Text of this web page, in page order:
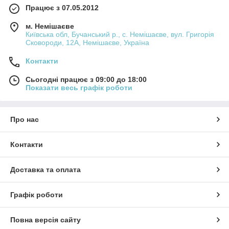
Працює з 07.05.2012
м. Немішаєве
Київська обл, Бучанський р., с. Немішаєве, вул. Григорія
Сковороди, 12А, Немішаєве, Україна
Контакти
Сьогодні працює з 09:00 до 18:00
Показати весь графік роботи
Про нас
Контакти
Доставка та оплата
Графік роботи
Повна версія сайту